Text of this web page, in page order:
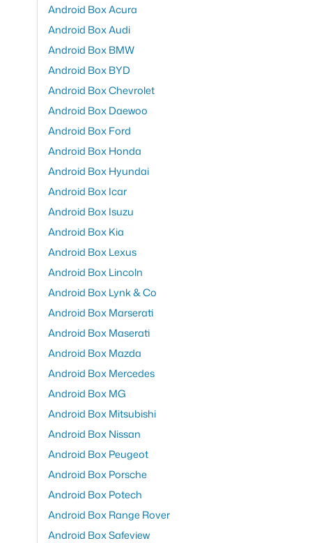
Android Box Acura
Android Box Audi
Android Box BMW
Android Box BYD
Android Box Chevrolet
Android Box Daewoo
Android Box Ford
Android Box Honda
Android Box Hyundai
Android Box Icar
Android Box Isuzu
Android Box Kia
Android Box Lexus
Android Box Lincoln
Android Box Lynk & Co
Android Box Marserati
Android Box Maserati
Android Box Mazda
Android Box Mercedes
Android Box MG
Android Box Mitsubishi
Android Box Nissan
Android Box Peugeot
Android Box Porsche
Android Box Potech
Android Box Range Rover
Android Box Safeview